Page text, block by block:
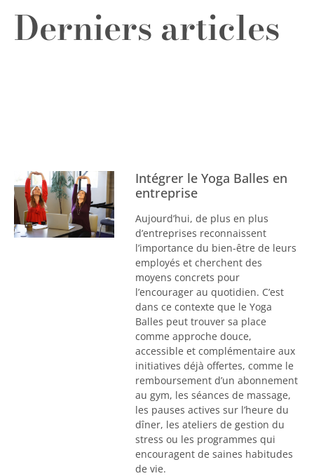
Derniers articles
Intégrer le Yoga Balles en
entreprise
Aujourd’hui, de plus en plus
d’entreprises reconnaissent
l’importance du bien-être de leurs
employés et cherchent des
moyens concrets pour
l’encourager au quotidien. C’est
dans ce contexte que le Yoga
Balles peut trouver sa place
comme approche douce,
accessible et complémentaire aux
initiatives déjà offertes, comme le
remboursement d’un abonnement
au gym, les séances de massage,
les pauses actives sur l’heure du
dîner, les ateliers de gestion du
stress ou les programmes qui
encouragent de saines habitudes
de vie.